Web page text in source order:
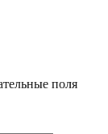
поля